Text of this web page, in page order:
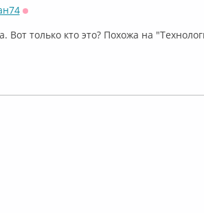
Вот только кто это? Похожа на